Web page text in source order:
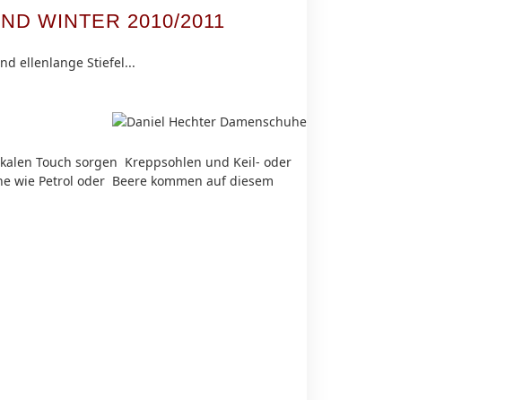
WINTER 2010/2011
ellenlange Stiefel...
Touch sorgen Kreppsohlen und Keil- oder
wie Petrol oder Beere kommen auf diesem